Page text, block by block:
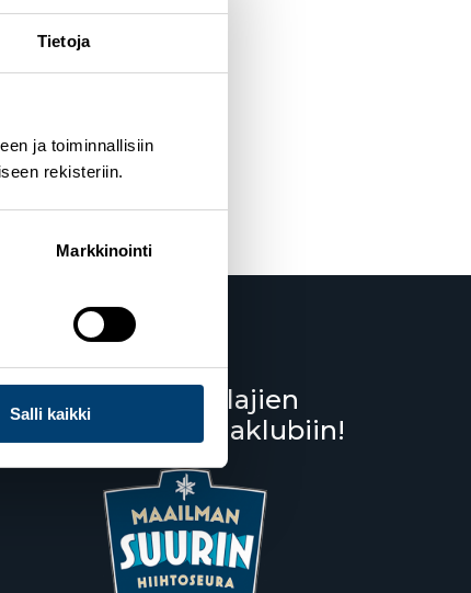
Tietoja
ja toiminnallisiin
rekisteriin.
Markkinointi
Salli kaikki
Liity lumilajien
kannattajaklubiin!